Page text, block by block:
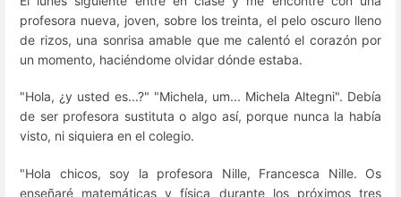
profesora nueva, joven, sobre los treinta, el pelo oscuro lleno
de rizos, una sonrisa amable que me calentó el corazón por
un momento, haciéndome olvidar dónde estaba.
"Hola, ¿y usted es...?" "Michela, um... Michela Altegni". Debía
de ser profesora sustituta o algo así, porque nunca la había
visto, ni siquiera en el colegio.
"Hola chicos, soy la profesora Nille, Francesca Nille. Os
enseñaré matemáticas y física durante los próximos tres